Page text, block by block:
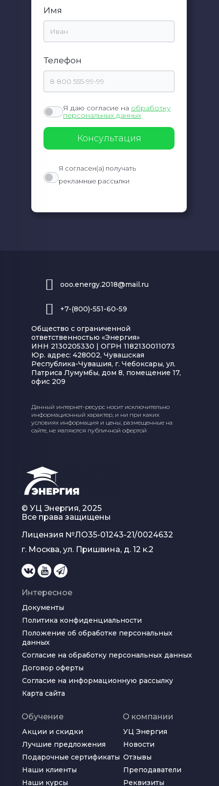
Имя
Телефон
Я даю согласие на обработку
персональных данных
Я согласен(а) получать
рекламные рассылки
ooo.energy.2018@mail.ru
+7-(800)-551-60-59
Общество с ограниченной
ответственностью «Энергия»
ИНН 2130205330 | ОГРН 1182130011073
Юр. адрес: 428002, Чувашская
Республика-Чувашия, г. Чебоксары, ул.
Патриса Лумумбы, дом 8, помещение 17,
офис 209
Данный интернет-ресурс носит исключительно
информационный характер, и ни при каких
условиях информация и цены, размещенные на
сайте, не являются публичной офертой
© УЦ Энергия, 2025
Все права защищены
Лицензия №ЛО35-01243-21/0024632
г. Москва, ул. Пришвина, д. 12 к.2
Интересное
Документы
Политика конфиденциальности
Положение об обработке персональных
данных
Согласие на обработку персональных данных
Договор оферты
Согласие на информационную рассылку
Карта сайта
О компании
УЦ Энергия
Новости
Отзывы
Преподаватели
Реквизиты
Обучение
Акции и скидки
Лучшие предложения
Подарочные сертификаты
Наши клиенты
Наши курсы